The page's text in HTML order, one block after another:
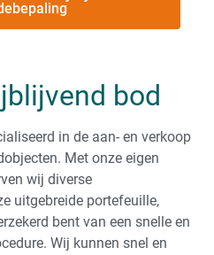
bod
in de aan- en verkoop
Met onze eigen
wij diverse
uitgebreide portefeuille,
bent van een snelle en
Wij kunnen snel en